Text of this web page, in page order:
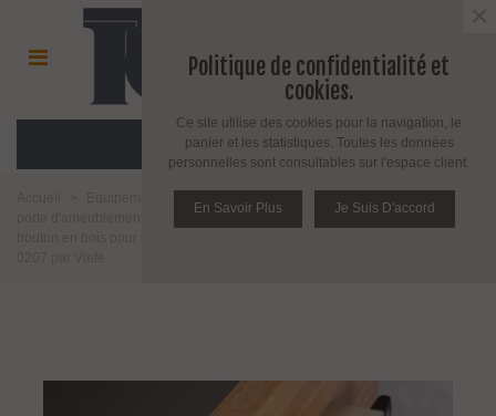
MENU
Politique de confidentialité et
cookies.
Ce site utilise des cookies pour la navigation, le
panier et les statistiques. Toutes les données
personnelles sont consultables sur l'espace client.
En Savoir Plus Je Suis D'accord